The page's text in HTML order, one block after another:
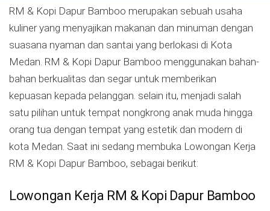
RM & Kopi Dapur Bamboo merupakan sebuah usaha
kuliner yang menyajikan makanan dan minuman dengan
suasana nyaman dan santai yang berlokasi di Kota
Medan. RM & Kopi Dapur Bamboo menggunakan bahan-
bahan berkualitas dan segar untuk memberikan
kepuasan kepada pelanggan. selain itu, menjadi salah
satu pilihan untuk tempat nongkrong anak muda hingga
orang tua dengan tempat yang estetik dan modern di
kota Medan. Saat ini sedang membuka Lowongan Kerja
RM & Kopi Dapur Bamboo, sebagai berikut:
Lowongan Kerja RM & Kopi Dapur Bamboo